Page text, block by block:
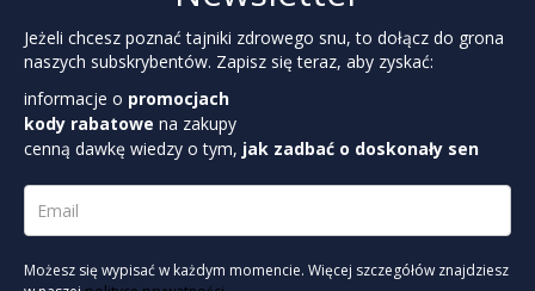
Jeżeli chcesz poznać tajniki zdrowego snu, to dołącz do grona
naszych subskrybentów. Zapisz się teraz, aby zyskać:
informacje o promocjach
kody rabatowe na zakupy
cenną dawkę wiedzy o tym, jak zadbać o doskonały sen
Możesz się wypisać w każdym momencie. Więcej szczegółów znajdziesz